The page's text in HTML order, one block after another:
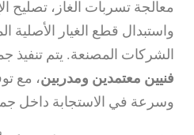
معالجة تسربات الغاز، تصليح
واستبدال قطع الغيار الأصلية
الشركات المصنعة. يتم تنفيذ
فنيين معتمدين ومدربين، مع
وسرعة في الاستجابة داخل